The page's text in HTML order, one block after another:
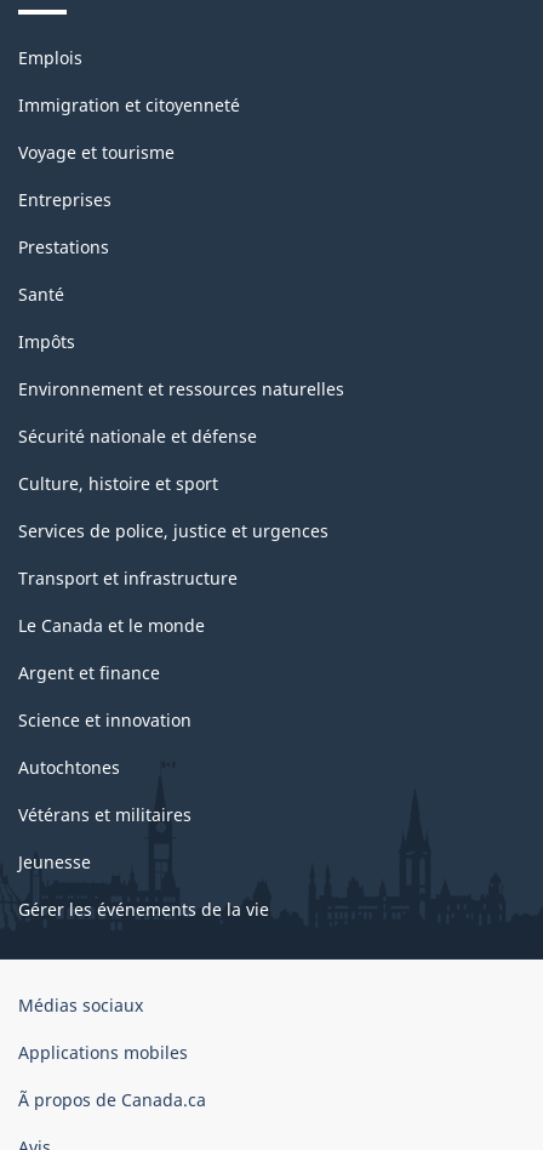
classification
Thèmes
sujets
Emplois
Immigration et citoyenneté
Voyage et tourisme
Entreprises
Prestations
Santé
Impôts
Environnement et ressources naturelles
Sécurité nationale et défense
Culture, histoire et sport
Services de police, justice et urgences
Transport et infrastructure
Le Canada et le monde
Argent et finance
Science et innovation
Autochtones
Vétérans et militaires
Jeunesse
Gérer les événements de la vie
Organisation
gouvernement
Canada
Médias sociaux
Applications mobiles
Ã propos de Canada.ca